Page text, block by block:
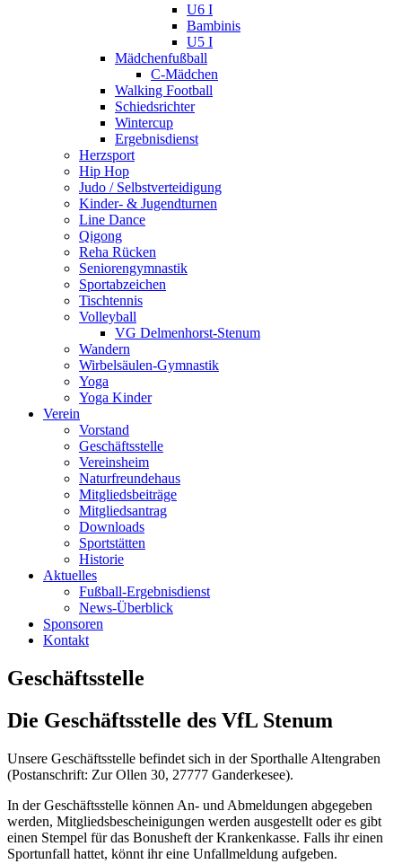
U6 I
Bambinis
U5 I
Mädchenfußball
C-Mädchen
Walking Football
Schiedsrichter
Wintercup
Ergebnisdienst
Herzsport
Hip Hop
Judo / Selbstverteidigung
Kinder- & Jugendturnen
Line Dance
Qigong
Reha Rücken
Seniorengymnastik
Sportabzeichen
Tischtennis
Volleyball
VG Delmenhorst-Stenum
Wandern
Wirbelsäulen-Gymnastik
Yoga
Yoga Kinder
Verein
Vorstand
Geschäftsstelle
Vereinsheim
Naturfreundehaus
Mitgliedsbeiträge
Mitgliedsantrag
Downloads
Sportstätten
Historie
Aktuelles
Fußball-Ergebnisdienst
News-Überblick
Sponsoren
Kontakt
Geschäftsstelle
Die Geschäftsstelle des VfL Stenum
Unsere Geschäftsstelle befindet sich in der Sporthalle Altengraben
(Postanschrift: Zur Ollen 30, 27777 Ganderkesee).
In der Geschäftsstelle können An- und Abmeldungen abgegeben
werden, Mitgliedsbescheinigungen werden ausgestellt oder es gibt
einen Stempel für das Bonusheft der Krankenkasse. Falls ihr einen
Sportunfall hattet, könnt ihr eine Unfallmeldung aufgeben.